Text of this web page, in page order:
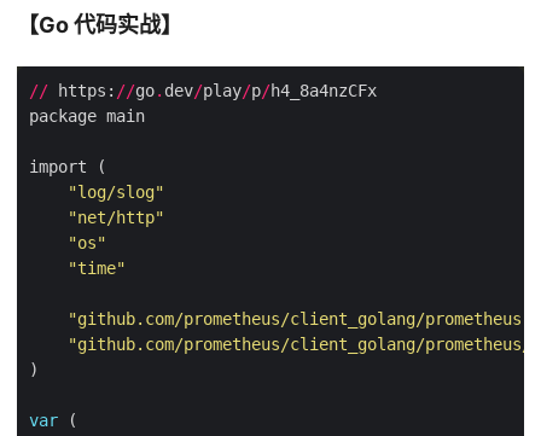
【Go 代码实战】
// https: //go. dev/play/p/
"log/slog"
"net/http"
"os"
"time"
"github.com/prometheus/client_golang/prometheus"
"github.com/prometheus/client_golang/prometheus/
var